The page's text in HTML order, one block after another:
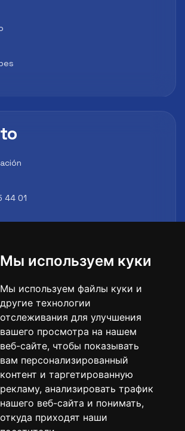
Мы используем куки
Мы используем файлы куки и
другие технологии
отслеживания для улучшения
вашего просмотра на нашем
веб-сайте, чтобы показывать
вам персонализированный
контент и таргетированную
рекламу, анализировать трафик
нашего веб-сайта и понимать,
откуда приходят наши
44 01
01
y alianzas
y reconocimiento para
profesional del alumno y reforzar su
academias y entidades deportivas.